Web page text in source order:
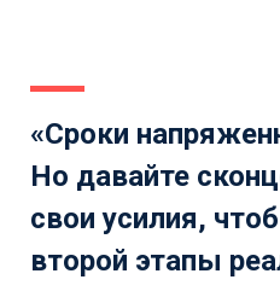
«Сроки
Но давайте
свои усилия,
второй этапы